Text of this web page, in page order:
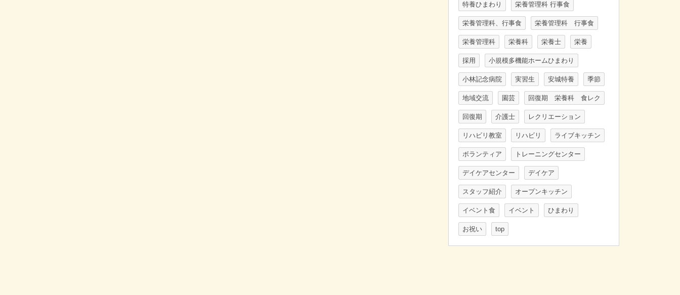
特養ひまわり 栄養管理科 行事食
栄養管理科、行事食 栄養管理科 行事食
栄養管理科 栄養科 栄養士 栄養
採用 小規模多機能ホームひまわり
小林記念病院 実習生 安城特養 季節
地域交流 園芸 回復期 栄養科 食レク
回復期 介護士 レクリエーション
リハビリ教室 リハビリ ライブキッチン
ボランティア トレーニングセンター
デイケアセンター デイケア
スタッフ紹介 オープンキッチン
イベント食 イベント ひまわり
お祝い top